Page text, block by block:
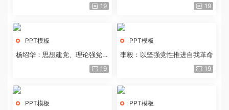
19 19
PPT模板
杨绍华：思想建党、理论强党的
19
PPT模板
李毅：以坚强党性推进自我革命
19
PPT模板 PPT模板